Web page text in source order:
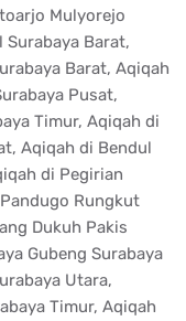
Mulyorejo
Surabaya Barat,
Barat, Aqiqah
Pusat,
Timur, Aqiqah di
Aqiqah di Bendul
di Pegirian
Rungkut
Dukuh Pakis
Gubeng Surabaya
Utara,
Timur, Aqiqah